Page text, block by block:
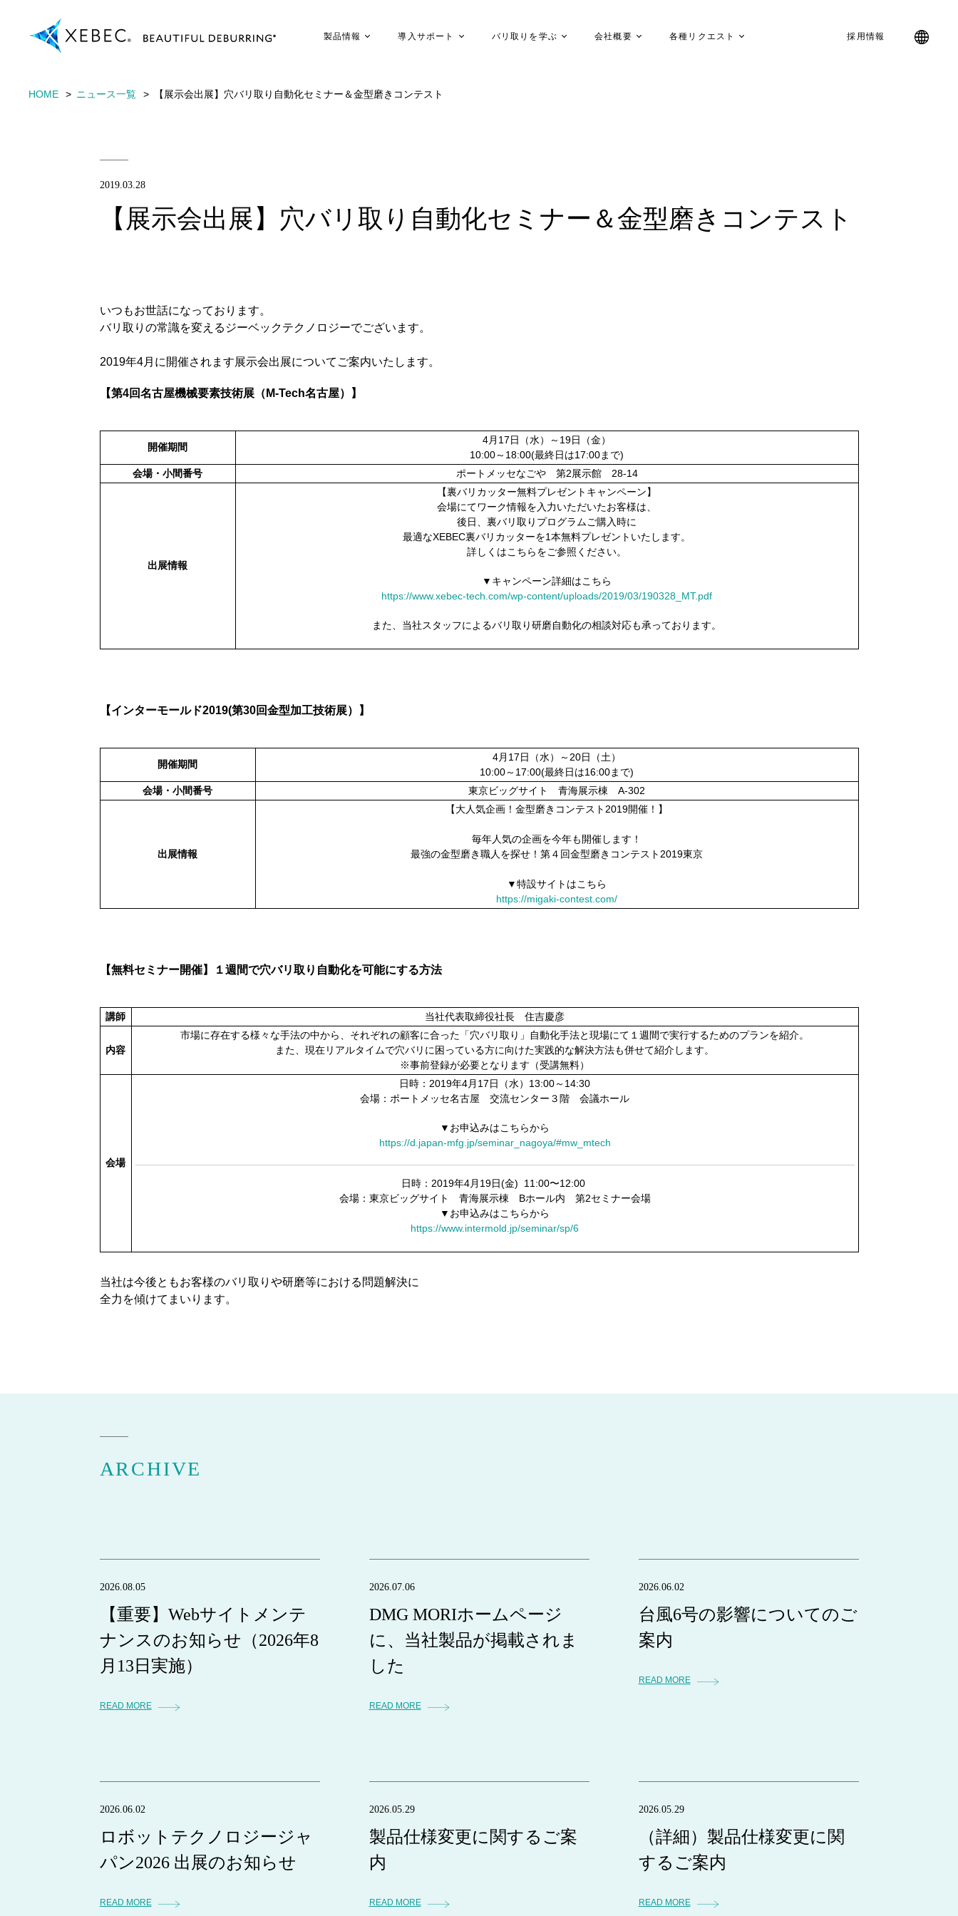
製品情報 導入サポート バリ取りを学ぶ 会社概要 各種リクエスト 採用情報
HOME ニュース一覧 【展示会出展】穴バリ取り自動化セミナー＆金型磨きコンテスト
2019.03.28
【展示会出展】穴バリ取り自動化セミナー＆金型磨きコンテスト
いつもお世話になっております。
バリ取りの常識を変えるジーベックテクノロジーでございます。
2019年4月に開催されます展示会出展についてご案内いたします。
【第4回名古屋機械要素技術展（M-Tech名古屋）】
開催期間
4月17日（水）～19日（金）
10:00～18:00(最終日は17:00まで)
会場・小間番号
ポートメッセなごや 第2展示館 28-14
出展情報
【裏バリカッター無料プレゼントキャンペーン】
会場にてワーク情報を入力いただいたお客様は、
後日、裏バリ取りプログラムご購入時に
最適なXEBEC裏バリカッターを1本無料プレゼントいたします。
詳しくはこちらをご参照ください。
▼キャンペーン詳細はこちら
https://www.xebec-tech.com/wp-content/uploads/2019/03/190328_MT.pdf
また、当社スタッフによるバリ取り研磨自動化の相談対応も承っております。
【インターモールド2019(第30回金型加工技術展）】
開催期間
4月17日（水）～20日（土）
10:00～17:00(最終日は16:00まで)
会場・小間番号
東京ビッグサイト 青海展示棟 A-302
出展情報
【大人気企画！金型磨きコンテスト2019開催！】
毎年人気の企画を今年も開催します！
最強の金型磨き職人を探せ！第４回金型磨きコンテスト2019東京
▼特設サイトはこちら
https://migaki-contest.com/
【無料セミナー開催】 １週間で穴バリ取り自動化を可能にする方法
講師 当社代表取締役社長 住吉慶彦
内容
市場に存在する様々な手法の中から、それぞれの顧客に合った「穴バリ取り」自動化手法と現場にて１週間で実行するためのプランを紹介。
また、現在リアルタイムで穴バリに困っている方に向けた実践的な解決方法も併せて紹介します。
※事前登録が必要となります（受講無料）
会場
日時：2019年4月17日（水）13:00～14:30
会場：ポートメッセ名古屋 交流センター３階 会議ホール
▼お申込みはこちらから
https://d.japan-mfg.jp/seminar_nagoya/#mw_mtech
日時：2019年4月19日(金) 11:00〜12:00
会場：東京ビッグサイト 青海展示棟 Bホール内 第2セミナー会場
▼お申込みはこちらから
https://www.intermold.jp/seminar/sp/6
当社は今後ともお客様のバリ取りや研磨等における問題解決に
全力を傾けてまいります。
ARCHIVE
2026.08.05
【重要】Webサイトメンテ
ナンスのお知らせ（2026年8
月13日実施）
READ MORE
2026.07.06
DMG MORIホームページ
に、当社製品が掲載されま
した
READ MORE
2026.06.02
台風6号の影響についてのご
案内
READ MORE
2026.06.02
ロボットテクノロジージャ
パン2026 出展のお知らせ
READ MORE
2026.05.29
製品仕様変更に関するご案
内
READ MORE
2026.05.29
（詳細）製品仕様変更に関
するご案内
READ MORE